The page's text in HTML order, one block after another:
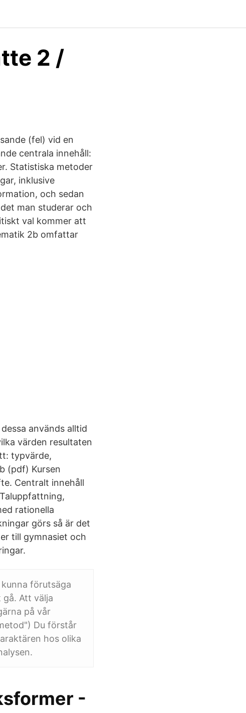
2 /
(fel) vid en
centrala innehåll:
Statistiska metoder
inklusive
och sedan
man studerar och
val kommer att
2b omfattar
används alltid
värden resultaten
typvärde,
(pdf) Kursen
Centralt innehåll
rationella
görs så är det
till gymnasiet och
förutsäga
Att välja
på vår
Du förstår
hos olika
-